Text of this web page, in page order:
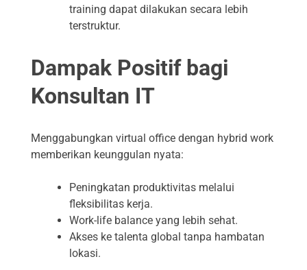
training dapat dilakukan secara lebih
terstruktur.
Dampak Positif bagi
Konsultan IT
Menggabungkan virtual office dengan hybrid work
memberikan keunggulan nyata:
Peningkatan produktivitas melalui
fleksibilitas kerja.
Work-life balance yang lebih sehat.
Akses ke talenta global tanpa hambatan
lokasi.